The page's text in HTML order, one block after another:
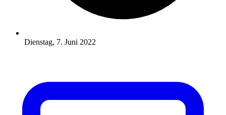
Dienstag, 7. Juni 2022